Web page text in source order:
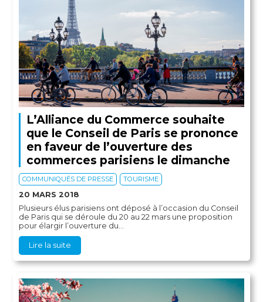
L’Alliance du Commerce souhaite
que le Conseil de Paris se prononce
en faveur de l’ouverture des
commerces parisiens le dimanche
COMMUNIQUÉS DE PRESSE TOURISME
20 MARS 2018
Plusieurs élus parisiens ont déposé à l’occasion du Conseil
de Paris qui se déroule du 20 au 22 mars une proposition
pour élargir l’ouverture du...
Lire la suite